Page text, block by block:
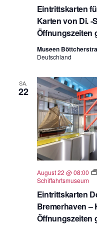
Eintrittskarten
Karten von Di. -
Öffnungszeiten
Museen
Deutschland
SA.
22
Eintrittskarten
Bremerhaven –
Öffnungszeiten
August 22 @ 08:00
Schiffahrtsmuseum